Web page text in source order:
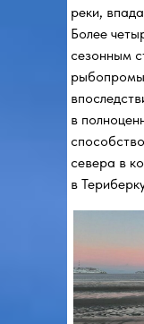
реки,
Более
сезонным
в
севера в
в